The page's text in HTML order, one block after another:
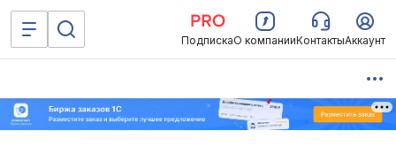
ПодпискаО компанииКонтактыАккаунт